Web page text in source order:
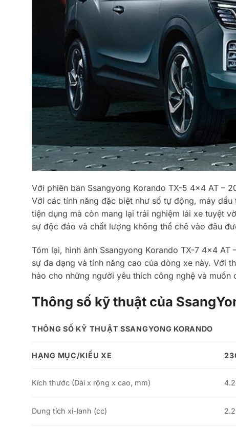
Với phiên bản Ssangyong Korando TX-5 4×4 AT –
Với các tính năng đặc biệt như số tự động, máy
tiện dụng mà còn mang lại trải nghiệm lái xe tuyệt
sự độc đáo và chất lượng không thể chê vào đâu
Tóm lại, hình ảnh Ssangyong Korando TX-7 4×4
sự đa dạng và tính năng cao của dòng xe này. Với
hảo cho những người yêu thích công nghệ và muốn
Thông số kỹ thuật của
THÔNG SỐ KỸ THUẬT SSANGYONG KORANDO
HẠNG MỤC/KIỂU XE
Kích thước (Dài x rộng x cao, mm)
Dung tích xi-lanh (cc)